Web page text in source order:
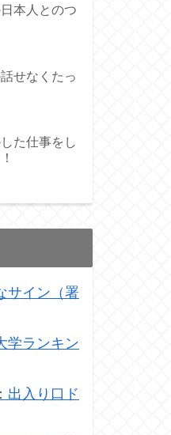
本人とのつ
せなくたっ
た仕事をし
サイン（署
学ランキン
出入り口ド